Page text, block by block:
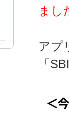
まし
アプ
「